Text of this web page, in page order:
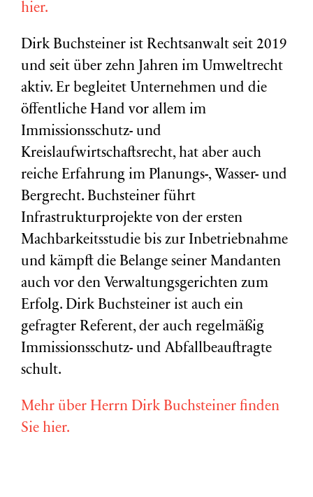
hier.
Dirk Buchsteiner ist Rechtsanwalt seit 2019
und seit über zehn Jahren im Umweltrecht
aktiv. Er begleitet Unternehmen und die
öffentliche Hand vor allem im
Immissionsschutz- und
Kreislaufwirtschaftsrecht, hat aber auch
reiche Erfahrung im Planungs-, Wasser- und
Bergrecht. Buchsteiner führt
Infrastrukturprojekte von der ersten
Machbarkeitsstudie bis zur Inbetriebnahme
und kämpft die Belange seiner Mandanten
auch vor den Verwaltungsgerichten zum
Erfolg. Dirk Buchsteiner ist auch ein
gefragter Referent, der auch regelmäßig
Immissionsschutz- und Abfallbeauftragte
schult.
Mehr über Herrn Dirk Buchsteiner finden
Sie hier.